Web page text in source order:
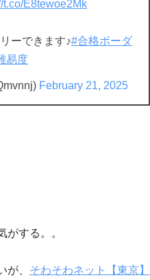
t.co/E8tewoe2Mk
ーできます♪#合格ボーダ
易度
February 21, 2025
がする。。
が、 そわそわネット【東京】